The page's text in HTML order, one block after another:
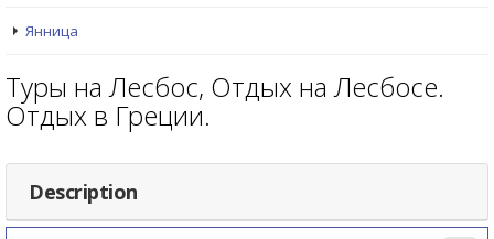
Янница
Туры на Лесбос, Отдых на Лесбосе.
Отдых в Греции.
Description